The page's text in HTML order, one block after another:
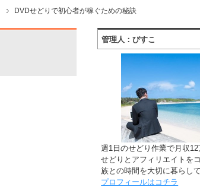
DVDせどりで初心者が稼ぐための秘訣
管理人：びすこ
週1日のせどり作業で月収12
せどりとアフィリエイトを
族との時間を大切に暮らして
プロフィールはコチラ